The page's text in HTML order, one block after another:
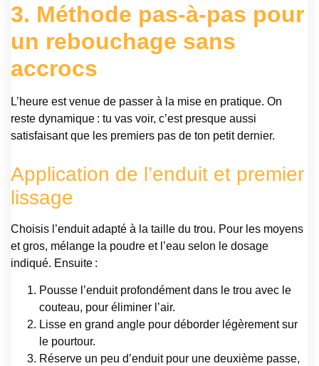
3. Méthode pas-à-pas pour
un rebouchage sans
accrocs
L’heure est venue de passer à la mise en pratique. On
reste dynamique : tu vas voir, c’est presque aussi
satisfaisant que les premiers pas de ton petit dernier.
Application de l’enduit et premier
lissage
Choisis l’enduit adapté à la taille du trou. Pour les moyens
et gros, mélange la poudre et l’eau selon le dosage
indiqué. Ensuite :
Pousse l’enduit profondément dans le trou avec le
couteau, pour éliminer l’air.
Lisse en grand angle pour déborder légèrement sur
le pourtour.
Réserve un peu d’enduit pour une deuxième passe,